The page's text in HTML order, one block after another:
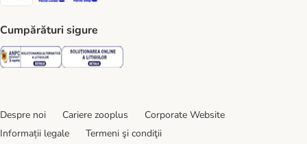
Cumpărături sigure
Security Security
Despre noi Cariere zooplus
Corporate Website
Informații legale
Termeni şi condiţii